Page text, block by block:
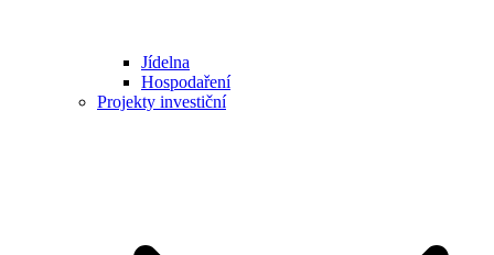
Jídelna
Hospodaření
Projekty investiční